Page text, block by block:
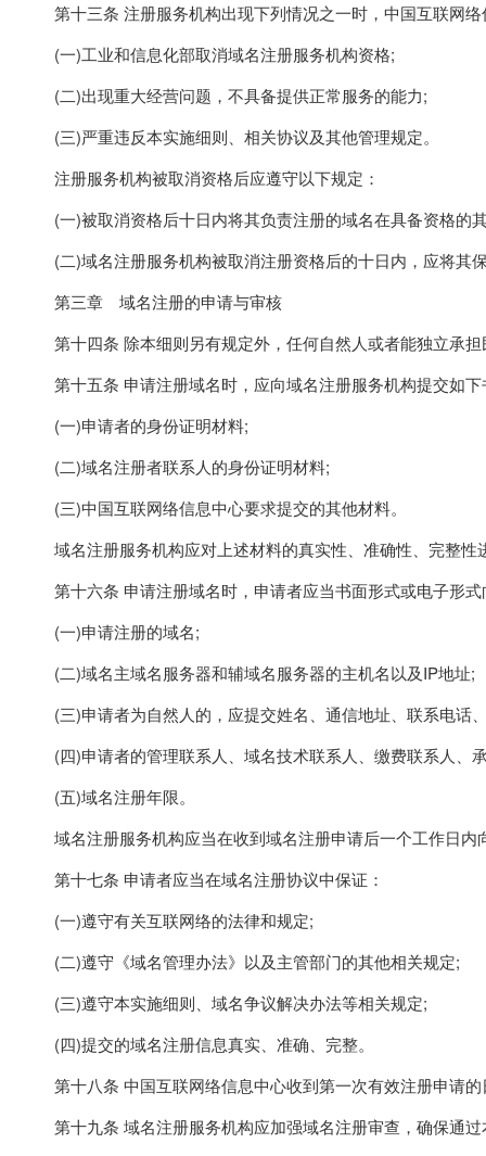
第十三条 注册服务机构出现下列情况之一时，中国互联网络
(一)工业和信息化部取消域名注册服务机构资格;
(二)出现重大经营问题，不具备提供正常服务的能力;
(三)严重违反本实施细则、相关协议及其他管理规定。
注册服务机构被取消资格后应遵守以下规定：
(一)被取消资格后十日内将其负责注册的域名在具备资格的
(二)域名注册服务机构被取消注册资格后的十日内，应将其
第三章 域名注册的申请与审核
第十四条 除本细则另有规定外，任何自然人或者能独立承担
第十五条 申请注册域名时，应向域名注册服务机构提交如下
(一)申请者的身份证明材料;
(二)域名注册者联系人的身份证明材料;
(三)中国互联网络信息中心要求提交的其他材料。
域名注册服务机构应对上述材料的真实性、准确性、完整性
第十六条 申请注册域名时，申请者应当书面形式或电子形式
(一)申请注册的域名;
(二)域名主域名服务器和辅域名服务器的主机名以及IP地址;
(三)申请者为自然人的，应提交姓名、通信地址、联系电话
(四)申请者的管理联系人、域名技术联系人、缴费联系人、
(五)域名注册年限。
域名注册服务机构应当在收到域名注册申请后一个工作日内
第十七条 申请者应当在域名注册协议中保证：
(一)遵守有关互联网络的法律和规定;
(二)遵守《域名管理办法》以及主管部门的其他相关规定;
(三)遵守本实施细则、域名争议解决办法等相关规定;
(四)提交的域名注册信息真实、准确、完整。
第十八条 中国互联网络信息中心收到第一次有效注册申请的
第十九条 域名注册服务机构应加强域名注册审查，确保通过